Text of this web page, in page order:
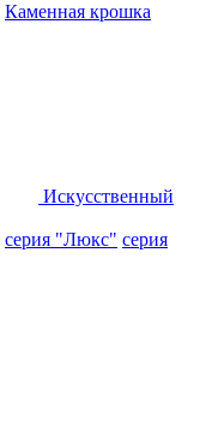
Каменная крошка
Искусственный
серия "Люкс" серия